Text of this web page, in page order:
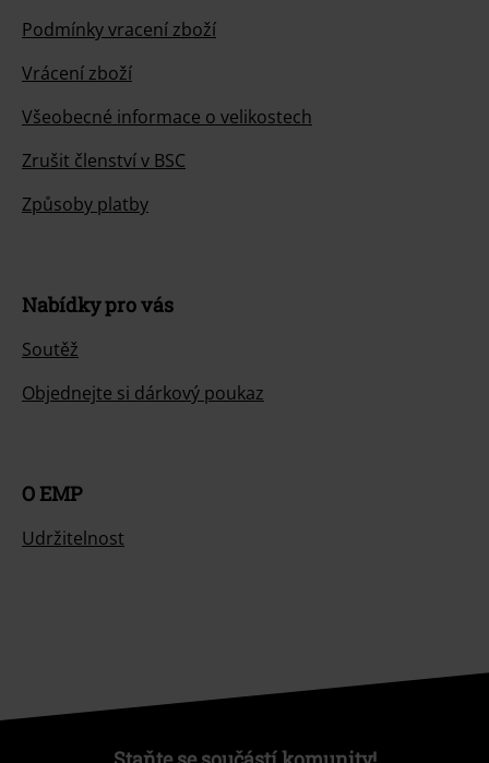
Podmínky vracení zboží
Vrácení zboží
Všeobecné informace o velikostech
Zrušit členství v BSC
Způsoby platby
Nabídky pro vás
Soutěž
Objednejte si dárkový poukaz
O EMP
Udržitelnost